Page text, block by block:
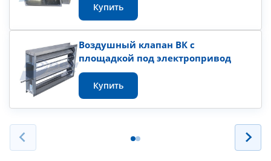
Купить
Воздушный клапан ВК с
площадкой под электропривод
Купить